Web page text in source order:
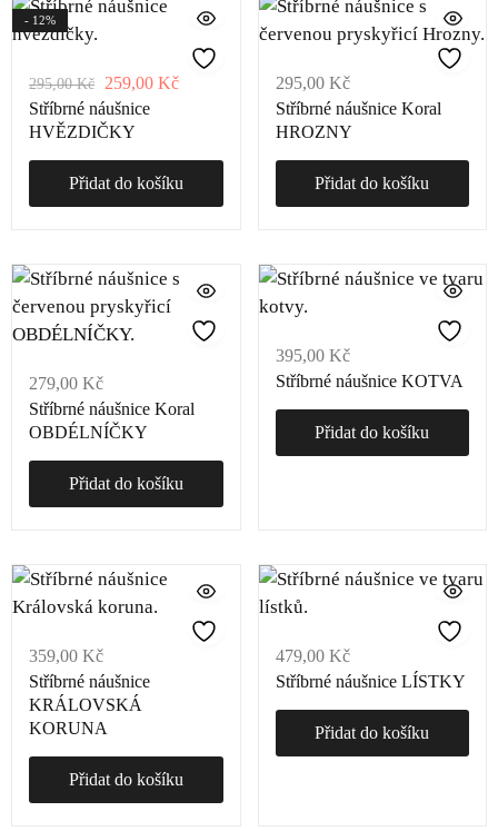
- 12%
295,00Kč 259,00 Kč
Stříbrné náušnice
HVĚZDIČKY
Přidat do košíku
295,00 Kč
Stříbrné náušnice Koral
HROZNY
Přidat do košíku
279,00 Kč
Stříbrné náušnice Koral
OBDÉLNÍČKY
Přidat do košíku
395,00 Kč
Stříbrné náušnice KOTVA
Přidat do košíku
359,00 Kč
Stříbrné náušnice
KRÁLOVSKÁ
KORUNA
Přidat do košíku
479,00 Kč
Stříbrné náušnice LÍSTKY
Přidat do košíku